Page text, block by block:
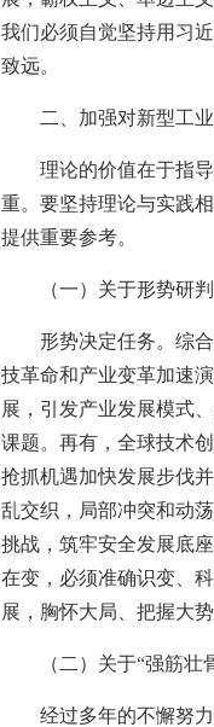
我们必须自觉坚持用习
致远。
二、加强对新型工
理论的价值在于指
重。要坚持理论与实践
提供重要参考。
（一）关于形势研判
形势决定任务。综
技革命和产业变革加速
展，引发产业发展模式
课题。再有，全球技术
抢抓机遇加快发展步伐
乱交织，局部冲突和动
挑战，筑牢安全发展底
在变，必须准确识变、
展，胸怀大局、把握大
（二）关于“强筋壮
经过多年的不懈努